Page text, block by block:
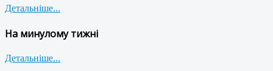
Детальніше...
На минулому тижні
Детальніше...